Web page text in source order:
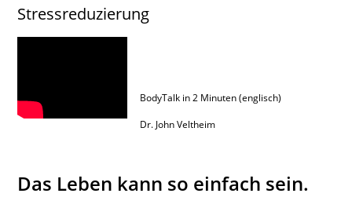
Stressreduzierung
BodyTalk in 2 Minuten (englisch)
Dr. John Veltheim
Das Leben kann so einfach sein.